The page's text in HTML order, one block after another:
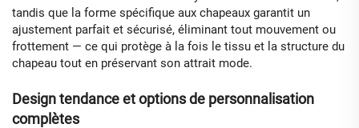
tandis que la forme spécifique aux chapeaux garantit un
ajustement parfait et sécurisé, éliminant tout mouvement ou
frottement — ce qui protège à la fois le tissu et la structure du
chapeau tout en préservant son attrait mode.
Design tendance et options de personnalisation
complètes